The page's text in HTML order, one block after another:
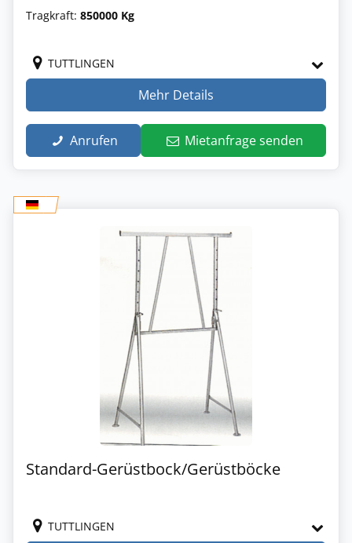
Tragkraft: 850000 Kg
TUTTLINGEN
Mehr Details
Anrufen Mietanfrage senden
Standard-Gerüstbock/Gerüstböcke
TUTTLINGEN